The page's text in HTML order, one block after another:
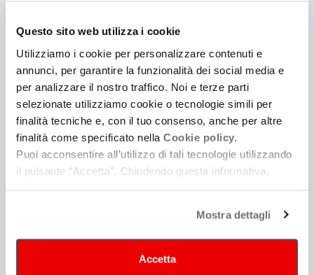
Questo sito web utilizza i cookie
Utilizziamo i cookie per personalizzare contenuti e
annunci, per garantire la funzionalità dei social media e
per analizzare il nostro traffico. Noi e terze parti
selezionate utilizziamo cookie o tecnologie simili per
finalità tecniche e, con il tuo consenso, anche per altre
finalità come specificato nella Cookie policy.
Puoi acconsentire all’utilizzo di tali tecnologie utilizzando
il pulsante “Accetta”. Chiudendo questa informativa,
Mostra dettagli
Accetta
Guida alla produzione
Consulta | Iscriviti